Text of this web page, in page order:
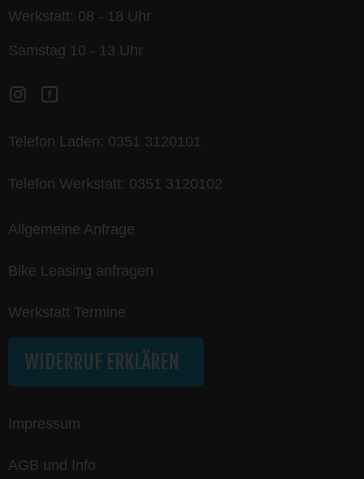
Werkstatt: 08 - 18 Uhr
Samstag 10 - 13 Uhr
Telefon Laden: 0351 3120101
Telefon Werkstatt: 0351 3120102
Allgemeine Anfrage
Bike Leasing anfragen
Werkstatt Termine
WIDERRUF ERKLÄREN
Impressum
AGB und Info